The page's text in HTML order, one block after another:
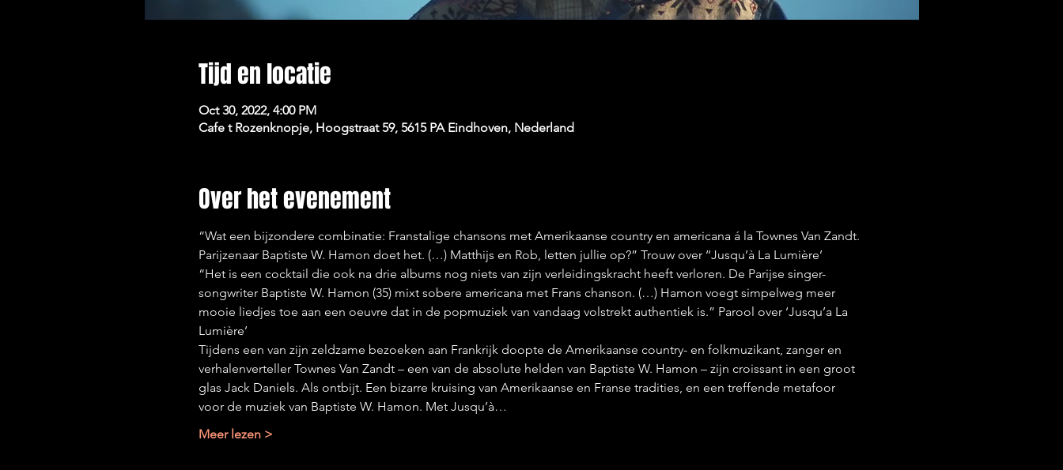
Tijd en locatie
Oct 30, 2022, 4:00 PM
Cafe t Rozenknopje, Hoogstraat 59, 5615 PA Eindhoven, Nederland
Over het evenement
“Wat een bijzondere combinatie: Franstalige chansons met Amerikaanse country en americana á la Townes Van Zandt.
Parijzenaar Baptiste W. Hamon doet het. (…) Matthijs en Rob, letten jullie op?” Trouw over ‘‘Jusqu’à La Lumière’
“Het is een cocktail die ook na drie albums nog niets van zijn verleidingskracht heeft verloren. De Parijse singer-
songwriter Baptiste W. Hamon (35) mixt sobere americana met Frans chanson. (…) Hamon voegt simpelweg meer
mooie liedjes toe aan een oeuvre dat in de popmuziek van vandaag volstrekt authentiek is.” Parool over ‘Jusqu’a La
Lumière’
Tijdens een van zijn zeldzame bezoeken aan Frankrijk doopte de Amerikaanse country- en folkmuzikant, zanger en
verhalenverteller Townes Van Zandt – een van de absolute helden van Baptiste W. Hamon – zijn croissant in een groot
glas Jack Daniels. Als ontbijt. Een bizarre kruising van Amerikaanse en Franse tradities, en een treffende metafoor
voor de muziek van Baptiste W. Hamon. Met Jusqu’à…
Meer lezen >